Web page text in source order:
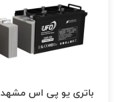
باتری یو پی اس مشهد